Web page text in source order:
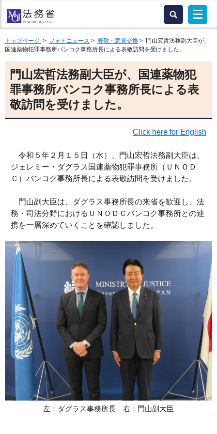
トップページ > フォトニュース > 表敬・意見交換 > 門山宏哲法務副大臣が、
国連薬物犯罪事務所バンコク事務所長による表敬訪問を受けました。
門山宏哲法務副大臣が、国連薬物犯
罪事務所バンコク事務所長による表
敬訪問を受けました。
Click here for English
令和５年２月１５日（水）、門山宏哲法務副大臣は、
ジェレミー・ダグラス国連薬物犯罪事務所（ＵＮＯＤ
Ｃ）バンコク事務所長による表敬訪問を受けました。
門山副大臣は、ダグラス事務所長の来省を歓迎し、法
務・司法分野におけるＵＮＯＤＣバンコク事務所との連
携を一層深めていくことを確認しました。
左：ダグラス事務所長 右：門山副大臣